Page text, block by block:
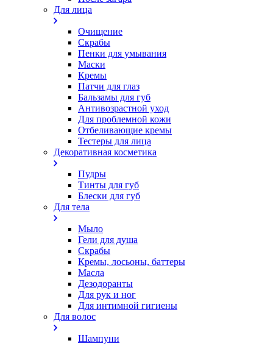
Для лица
Очищение
Скрабы
Пенки для умывания
Маски
Кремы
Патчи для глаз
Бальзамы для губ
Антивозрастной уход
Для проблемной кожи
Oтбеливающие кремы
Тестеры для лица
Декоративная косметика
Пудры
Тинты для губ
Блески для губ
Для тела
Мыло
Гели для душа
Скрабы
Кремы, лосьоны, баттеры
Масла
Дезодоранты
Для рук и ног
Для интимной гигиены
Для волос
Шампуни